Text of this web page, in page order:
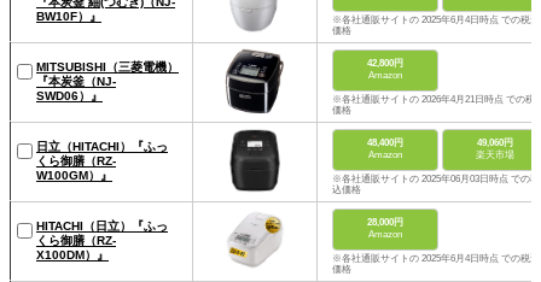
BW10F）』
※各社通販サイトの 2025年6月4日時点 での税込
価格
MITSUBISHI（三菱電機）
『本炭釜（NJ-
SWD06）』
42,800円
Amazon
※各社通販サイトの 2026年4月21日時点 での税
価格
日立（HITACHI）『ふっ
くら御膳（RZ-
W100GM）』
48,400円
Amazon
49,060円
楽天市場
※各社通販サイトの 2025年06月03日時点 での税
込価格
HITACHI（日立）『ふっ
くら御膳（RZ-
X100DM）』
28,000円
Amazon
※各社通販サイトの 2025年6月4日時点 での税込
価格